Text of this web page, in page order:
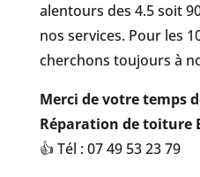
alentours des 4.5 soit
nos services. Pour les
cherchons toujours à
Merci de votre temps
Réparation de toiture
👍 Tél : 07 49 53 23 79